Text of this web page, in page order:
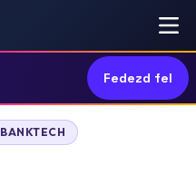
Fedezd fel
BANKTECH